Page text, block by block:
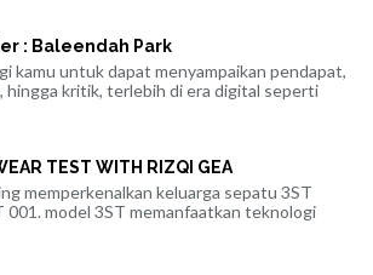
: Baleendah Park
kamu untuk dapat menyampaikan pendapat,
hingga kritik, terlebih di era digital seperti
TEST WITH RIZQI GEA
memperkenalkan keluarga sepatu 3ST
001. model 3ST memanfaatkan teknologi